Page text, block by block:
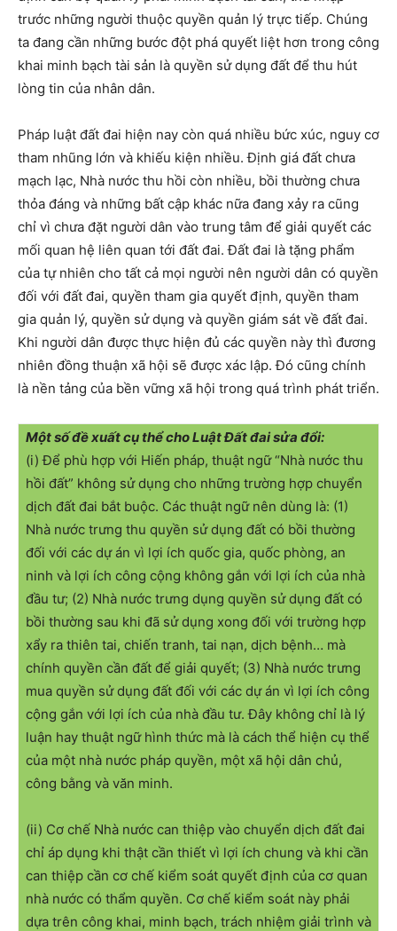
trước những người thuộc quyền quản lý trực tiếp. Chúng
ta đang cần những bước đột phá quyết liệt hơn trong công
khai minh bạch tài sản là quyền sử dụng đất để thu hút
lòng tin của nhân dân.
Pháp luật đất đai hiện nay còn quá nhiều bức xúc, nguy cơ
tham nhũng lớn và khiếu kiện nhiều. Định giá đất chưa
mạch lạc, Nhà nước thu hồi còn nhiều, bồi thường chưa
thỏa đáng và những bất cập khác nữa đang xảy ra cũng
chỉ vì chưa đặt người dân vào trung tâm để giải quyết các
mối quan hệ liên quan tới đất đai. Đất đai là tặng phẩm
của tự nhiên cho tất cả mọi người nên người dân có quyền
đối với đất đai, quyền tham gia quyết định, quyền tham
gia quản lý, quyền sử dụng và quyền giám sát về đất đai.
Khi người dân được thực hiện đủ các quyền này thì đương
nhiên đồng thuận xã hội sẽ được xác lập. Đó cũng chính
là nền tảng của bền vững xã hội trong quá trình phát triển.
Một số đề xuất cụ thể cho Luật Đất đai sửa đổi:
(i) Để phù hợp với Hiến pháp, thuật ngữ “Nhà nước thu
hồi đất” không sử dụng cho những trường hợp chuyển
dịch đất đai bắt buộc. Các thuật ngữ nên dùng là: (1)
Nhà nước trưng thu quyền sử dụng đất có bồi thường
đối với các dự án vì lợi ích quốc gia, quốc phòng, an
ninh và lợi ích công cộng không gắn với lợi ích của nhà
đầu tư; (2) Nhà nước trưng dụng quyền sử dụng đất có
bồi thường sau khi đã sử dụng xong đối với trường hợp
xẩy ra thiên tai, chiến tranh, tai nạn, dịch bệnh… mà
chính quyền cần đất để giải quyết; (3) Nhà nước trưng
mua quyền sử dụng đất đối với các dự án vì lợi ích công
cộng gắn với lợi ích của nhà đầu tư. Đây không chỉ là lý
luận hay thuật ngữ hình thức mà là cách thể hiện cụ thể
của một nhà nước pháp quyền, một xã hội dân chủ,
công bằng và văn minh.
(ii) Cơ chế Nhà nước can thiệp vào chuyển dịch đất đai
chỉ áp dụng khi thật cần thiết vì lợi ích chung và khi cần
can thiệp cần cơ chế kiểm soát quyết định của cơ quan
nhà nước có thẩm quyền. Cơ chế kiểm soát này phải
dựa trên công khai, minh bạch, trách nhiệm giải trình và